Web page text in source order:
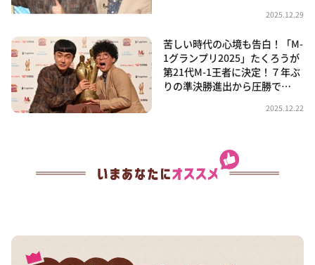
2025.12.29
苦しい時代の心境も告白！「M-
1グランプリ2025」たくろうが
第21代M-1王者に決定！７年ぶ
りの準決勝進出から圧勝で…
2025.12.22